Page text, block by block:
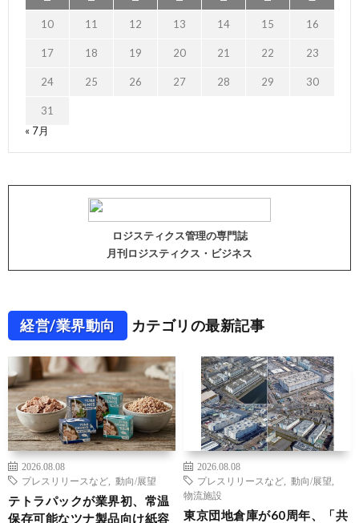
10 11 12 13 14 15 16
17 18 19 20 21 22 23
24 25 26 27 28 29 30
31
« 7月
ロジスティクス管理の専門誌
月刊ロジスティクス・ビジネス
経営/業界動向 カテゴリの最新記事
2026.08.08
プレスリリースなど
動向/展望
テトラパックが業界初、常温
保存可能なツナ製品向け紙容
2026.08.08
プレスリリースなど
動向/展望
物流施設
東京団地倉庫が60周年、「共